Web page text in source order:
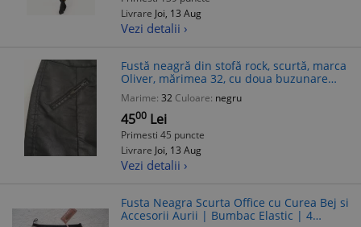
Livrare Joi, 13 Aug
Vezi detalii ›
Fustă neagră din stofă rock, scurtă, marca
Oliver, mărimea 32, cu doua buzunare
false
Marime: 32 Culoare: negru
4500 Lei
Primesti 45 puncte
Livrare Joi, 13 Aug
Vezi detalii ›
Fusta Neagra Scurta Office cu Curea Bej si
Accesorii Aurii | Bumbac Elastic | 4